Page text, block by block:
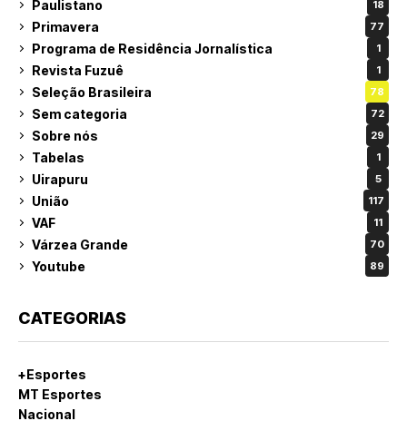
Paulistano 18
Primavera 77
Programa de Residência Jornalística 1
Revista Fuzuê 1
Seleção Brasileira 78
Sem categoria 72
Sobre nós 29
Tabelas 1
Uirapuru 5
União 117
VAF 11
Várzea Grande 70
Youtube 89
CATEGORIAS
+Esportes
MT Esportes
Nacional